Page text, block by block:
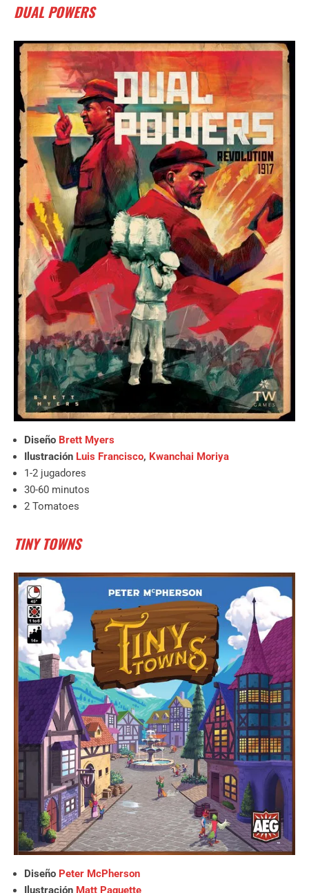
DUAL POWERS
Diseño Brett Myers
Ilustración Luis Francisco, Kwanchai Moriya
1-2 jugadores
30-60 minutos
2 Tomatoes
TINY TOWNS
Diseño Peter McPherson
Ilustración Matt Paquette